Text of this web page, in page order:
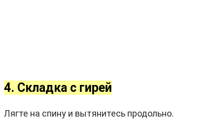
4. Складка с гирей
Лягте на спину и вытянитесь продольно.